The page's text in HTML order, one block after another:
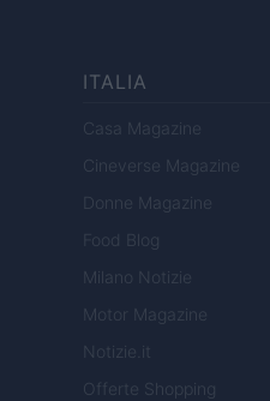
ITALIA
Casa Magazine
Cineverse Magazine
Donne Magazine
Food Blog
Milano Notizie
Motor Magazine
Notizie.it
Offerte Shopping